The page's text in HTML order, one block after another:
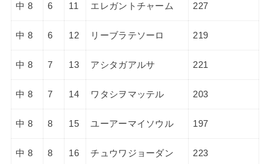
中 8 6 11 エレガントチャーム 227
中 8 6 12 リーブラテソーロ 219
中 8 7 13 アシタガアルサ 221
中 8 7 14 ワタシヲマッテル 203
中 8 8 15 ユーアーマイソウル 197
中 8 8 16 チュウワジョーダン 223